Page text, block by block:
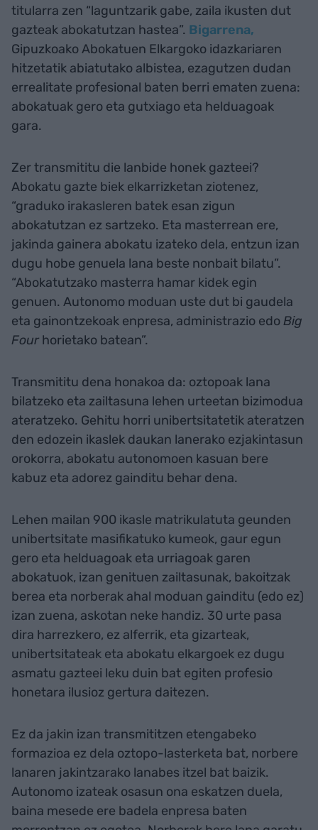
titularra zen “laguntzarik gabe, zaila ikusten dut
gazteak abokatutzan hastea”. Bigarrena,
Gipuzkoako Abokatuen Elkargoko idazkariaren
hitzetatik abiatutako albistea, ezagutzen dudan
errealitate profesional baten berri ematen zuena:
abokatuak gero eta gutxiago eta helduagoak
gara.
Zer transmititu die lanbide honek gazteei?
Abokatu gazte biek elkarrizketan ziotenez,
“graduko irakasleren batek esan zigun
abokatutzan ez sartzeko. Eta masterrean ere,
jakinda gainera abokatu izateko dela, entzun izan
dugu hobe genuela lana beste nonbait bilatu”.
“Abokatutzako masterra hamar kidek egin
genuen. Autonomo moduan uste dut bi gaudela
eta gainontzekoak enpresa, administrazio edoBig
Four horietako batean”.
Transmititu dena honakoa da: oztopoak lana
bilatzeko eta zailtasuna lehen urteetan bizimodua
ateratzeko. Gehitu horri unibertsitatetik ateratzen
den edozein ikaslek daukan lanerako ezjakintasun
orokorra, abokatu autonomoen kasuan bere
kabuz eta adorez gainditu behar dena.
Lehen mailan 900 ikasle matrikulatuta geunden
unibertsitate masifikatuko kumeok, gaur egun
gero eta helduagoak eta urriagoak garen
abokatuok, izan genituen zailtasunak, bakoitzak
berea eta norberak ahal moduan gainditu (edo ez)
izan zuena, askotan neke handiz. 30 urte pasa
dira harrezkero, ez alferrik, eta gizarteak,
unibertsitateak eta abokatu elkargoek ez dugu
asmatu gazteei leku duin bat egiten profesio
honetara ilusioz gertura daitezen.
Ez da jakin izan transmititzen etengabeko
formazioa ez dela oztopo-lasterketa bat, norbere
lanaren jakintzarako lanabes itzel bat baizik.
Autonomo izateak osasun ona eskatzen duela,
baina mesede ere badela enpresa baten